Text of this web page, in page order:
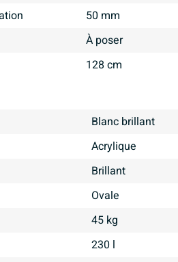
50 mm
À poser
128 cm
Blanc brillant
Acrylique
brillant
Ovale
45 kg
230 l